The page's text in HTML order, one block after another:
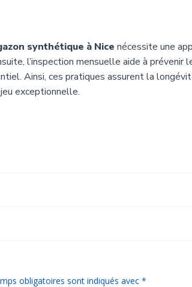
synthétique à Nice nécessite une
l’inspection mensuelle aide à prévenir
Ainsi, ces pratiques assurent la
exceptionnelle.
obligatoires sont indiqués avec *